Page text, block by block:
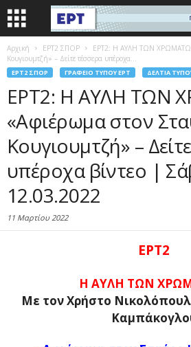
Αρχική EΡΤ2 ΣΠΟΡ
ΕΡΤ2: Η ΑΥΛΗ ΤΩΝ
Κουγιουμτζή» – Δείτε τέσσερα υπέροχα...
EΡΤ2 ΣΠΟΡ ΓΡΑΦΕΊΟ ΤΎΠΟΥ ΕΡΤ ΔΕΛΤΊΑ
ΕΡΤ2: Η ΑΥΛΗ ΤΩΝ
«Αφιέρωμα στον
Κουγιουμτζή» –
υπέροχα βίντεο |
12.03.2022
11 Μαρτίου 2022
ΕΡΤ2
Η ΑΥΛΗ ΤΩΝ
Με τον Χρήστο